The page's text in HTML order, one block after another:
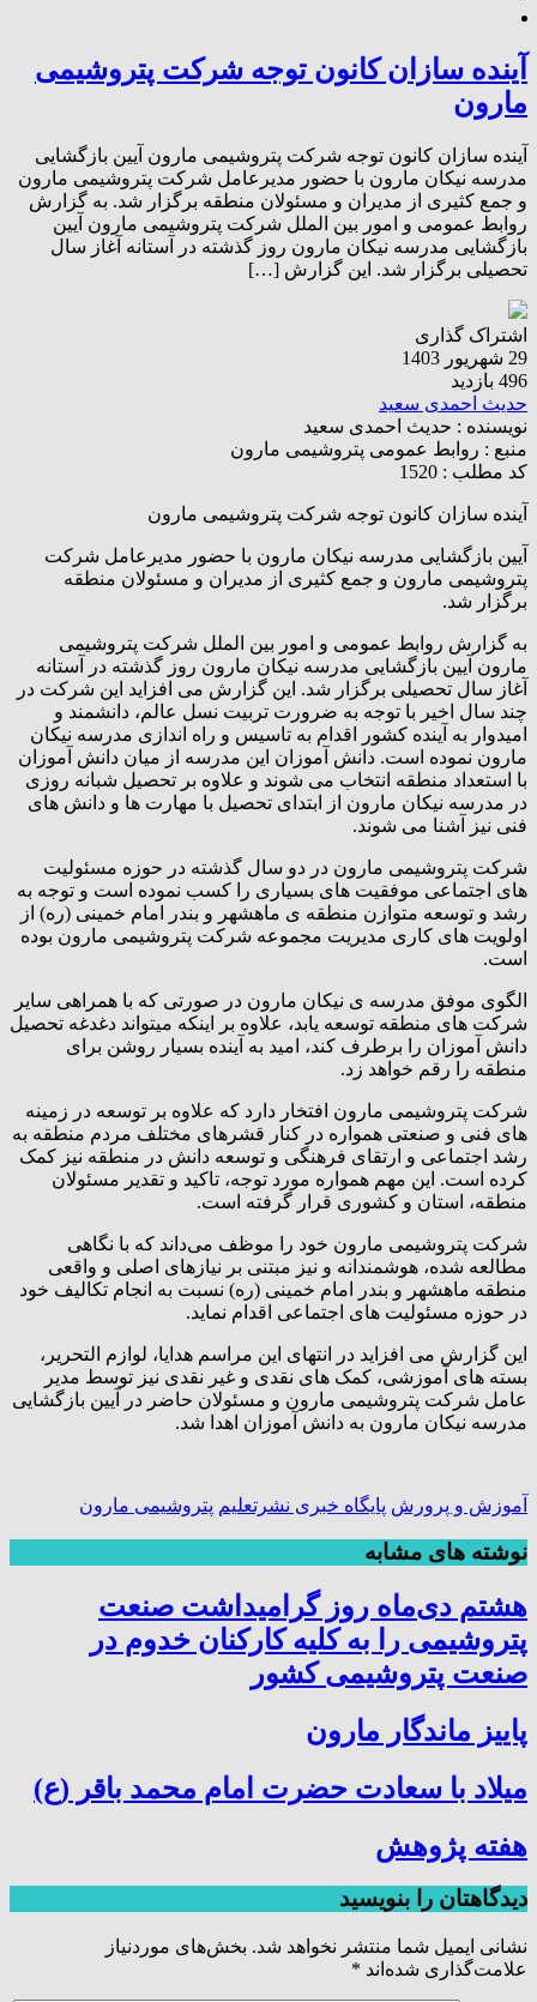
آینده سازان کانون توجه شرکت پتروشیمی
مارون
آینده سازان کانون توجه شرکت پتروشیمی مارون آیین بازگشایی
مدرسه نیکان مارون با حضور مدیرعامل شرکت پتروشیمی مارون
و جمع کثیری از مدیران و مسئولان منطقه برگزار شد. به گزارش
روابط عمومی و امور بین الملل شرکت پتروشیمی مارون آیین
بازگشایی مدرسه‌ نیکان مارون روز گذشته در آستانه‌ آغاز سال
تحصیلی برگزار شد. این گزارش […]
اشتراک گذاری
29 شهریور 1403
496 بازدید
حدیث احمدی سعید
نویسنده : حدیث احمدی سعید
منبع : روابط عمومی پتروشیمی مارون
کد مطلب : 1520
آینده سازان کانون توجه شرکت پتروشیمی مارون
آیین بازگشایی مدرسه نیکان مارون با حضور مدیرعامل شرکت
پتروشیمی مارون و جمع کثیری از مدیران و مسئولان منطقه
برگزار شد.
به گزارش روابط عمومی و امور بین الملل شرکت پتروشیمی
مارون آیین بازگشایی مدرسه‌ نیکان مارون روز گذشته در آستانه‌
آغاز سال تحصیلی برگزار شد. این گزارش می افزاید این شرکت در
چند سال اخیر با توجه به ضرورت تربیت نسل عالم، دانشمند و
امیدوار به آینده کشور اقدام به تاسیس و راه اندازی مدرسه‌ نیکان
مارون نموده است. دانش آموزان این مدرسه از میان دانش آموزان
با استعداد منطقه انتخاب می شوند و علاوه بر تحصیل شبانه روزی
در مدرسه نیکان مارون از ابتدای تحصیل با مهارت ها و دانش های
فنی نیز آشنا می شوند.
شرکت پتروشیمی مارون در دو سال گذشته در حوزه مسئولیت
های اجتماعی موفقیت های بسیاری را کسب نموده است و توجه به
رشد و توسعه متوازن منطقه ی ماهشهر و بندر امام خمینی (ره) از
اولویت های کاری مدیریت مجموعه شرکت پتروشیمی مارون بوده
است.
الگوی موفق مدرسه ی نیکان مارون در صورتی که با همراهی سایر
شرکت های منطقه توسعه یابد، علاوه بر اینکه میتواند دغدغه تحصیل
دانش آموزان را برطرف کند، امید به آینده بسیار روشن برای
منطقه را رقم خواهد زد.
شرکت پتروشیمی مارون افتخار دارد که علاوه بر توسعه در زمینه
های فنی و صنعتی همواره در کنار قشرهای مختلف مردم منطقه به
رشد اجتماعی و ارتقای فرهنگی و توسعه دانش در منطقه نیز کمک
کرده است. این مهم همواره مورد توجه، تاکید و تقدیر مسئولان
منطقه، استان و کشوری قرار گرفته است.
شرکت پتروشیمی مارون خود را موظف می‌داند که با نگاهی
مطالعه شده، هوشمندانه و نیز مبتنی بر نیازهای اصلی و واقعی
منطقه ماهشهر و بندر امام خمینی (ره) نسبت به انجام تکالیف خود
در حوزه مسئولیت های اجتماعی اقدام نماید.
این گزارش می افزاید در انتهای این مراسم هدایا، لوازم التحریر،
بسته های آموزشی، کمک های نقدی و غیر نقدی نیز توسط مدیر
عامل شرکت پتروشیمی مارون و مسئولان حاضر در آیین بازگشایی
مدرسه نیکان مارون به دانش آموزان اهدا شد.
آموزش و پرورش پایگاه خبری نشرتعلیم پتروشیمی مارون
نوشته های مشابه
هشتم دی‌ماه روز گرامیداشت صنعت
پتروشیمی را به کلیه کارکنان خدوم در
صنعت پتروشیمی کشور
پاییز ماندگار مارون
میلاد با سعادت حضرت امام محمد باقر (ع)
هفته پژوهش
دیدگاهتان را بنویسید
نشانی ایمیل شما منتشر نخواهد شد. بخش‌های موردنیاز
علامت‌گذاری شده‌اند *